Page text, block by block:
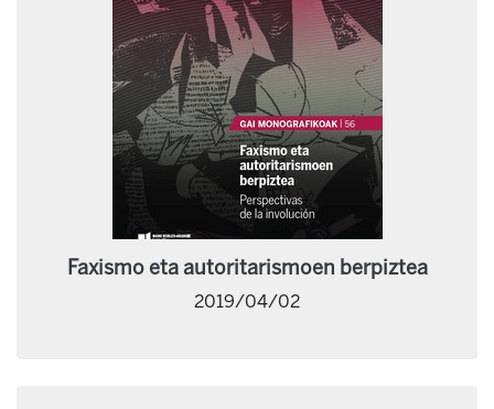
Faxismo eta autoritarismoen berpiztea
2019/04/02